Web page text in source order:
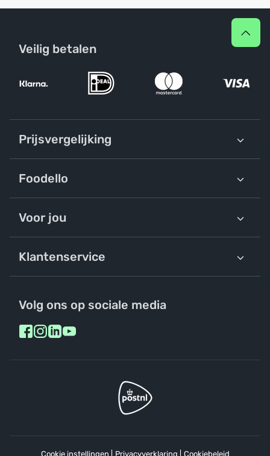
Veilig betalen
Prijsvergelijking
Foodello
Voor jou
Klantenservice
Volg ons op sociale media
Cookie instellingen Privacyverklaring Cookiebeleid